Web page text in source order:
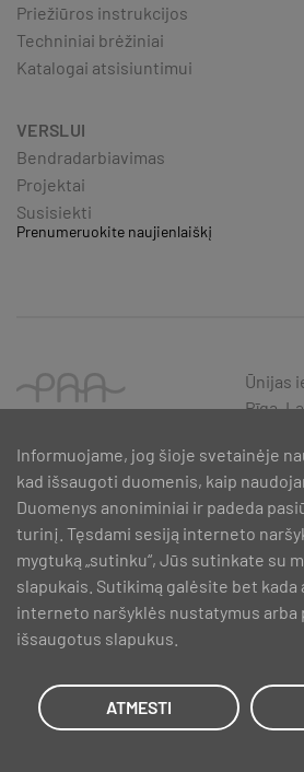
Priežiūros instrukcijos
Techniniai brėžiniai
Katalogai atsisiuntimui
VERSLUI
Bendradarbiavimas
Projektai
Susisiekti
Prenumeruokite naujienlaiškį
Ūnijas
Rīga,
saņemšanu pasākuma “Atbalsts MVU
attīstībai”, ko līdzfinansē Eiropas
Informuojame, jog šioje svetainėje
kad išsaugoti duomenis, kaip
Duomenys anoniminiai ir padeda
turinį. Tęsdami sesiją interneto
mygtuką „sutinku“, Jūs sutinkate su
slapukais. Sutikimą galėsite bet
interneto naršyklės nustatymus arba
išsaugotus slapukus.
ATMESTI